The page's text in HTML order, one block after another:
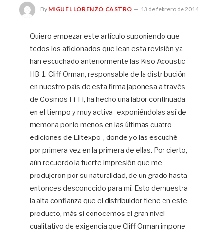
By MIGUEL LORENZO CASTRO 13 de febrero de 2014
Quiero empezar este artículo suponiendo que
todos los aficionados que lean esta revisión ya
han escuchado anteriormente las Kiso Acoustic
HB-1. Cliff Orman, responsable de la distribución
en nuestro país de esta firma japonesa a través
de Cosmos Hi-Fi, ha hecho una labor continuada
en el tiempo y muy activa -exponiéndolas así de
memoria por lo menos en las últimas cuatro
ediciones de Elitexpo-, donde yo las escuché
por primera vez en la primera de ellas. Por cierto,
aún recuerdo la fuerte impresión que me
produjeron por su naturalidad, de un grado hasta
entonces desconocido para mí. Esto demuestra
la alta confianza que el distribuidor tiene en este
producto, más si conocemos el gran nivel
cualitativo de exigencia que Cliff Orman impone